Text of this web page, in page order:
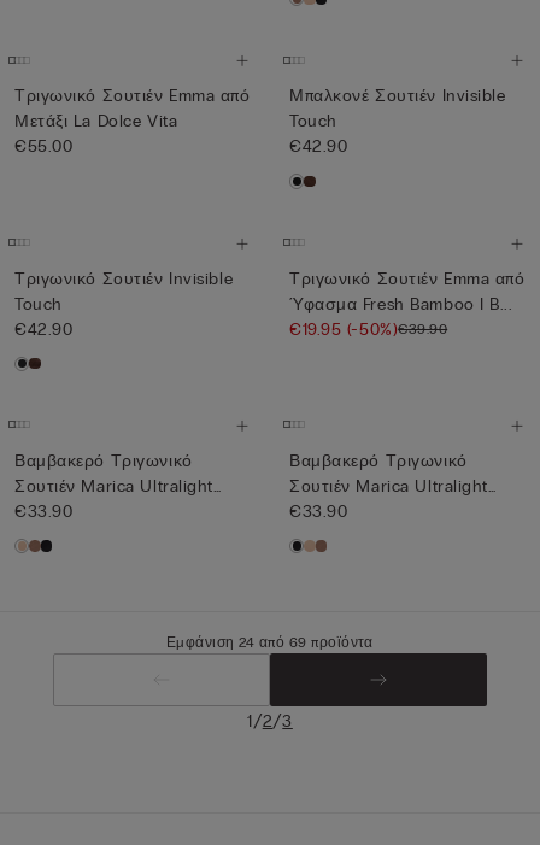
Τριγωνικό Σουτιέν Emma από
Μετάξι La Dolce Vita
€55.00
Μπαλκονέ Σουτιέν Invisible
Touch
€42.90
Τριγωνικό Σουτιέν Invisible
Touch
€42.90
Τριγωνικό Σουτιέν Emma από
Ύφασμα Fresh Bamboo I B...
€19.95 (-50%)€39.90
Βαμβακερό Τριγωνικό
Σουτιέν Marica Ultralight
Cott...
€33.90
Βαμβακερό Τριγωνικό
Σουτιέν Marica Ultralight
Cott...
€33.90
Εμφάνιση 24 από 69 προϊόντα
1/2/3